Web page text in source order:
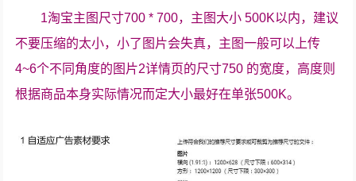
1淘宝主图尺寸700 * 700，主图大小 500K以内，建议
不要压缩的太小，小了图片会失真，主图一般可以上传
4~6个不同角度的图片2详情页的尺寸750 的宽度，高度则
根据商品本身实际情况而定大小最好在单张500K。